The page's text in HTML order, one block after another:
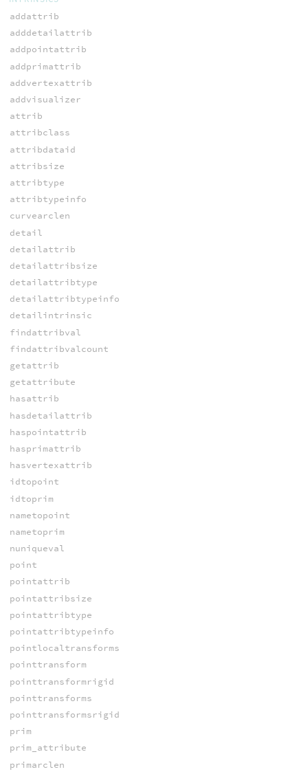
addattrib
adddetailattrib
addpointattrib
addprimattrib
addvertexattrib
addvisualizer
attrib
attribclass
attribdataid
attribsize
attribtype
attribtypeinfo
curvearclen
detail
detailattrib
detailattribsize
detailattribtype
detailattribtypeinfo
detailintrinsic
findattribval
findattribvalcount
getattrib
getattribute
hasattrib
hasdetailattrib
haspointattrib
hasprimattrib
hasvertexattrib
idtopoint
idtoprim
nametopoint
nametoprim
nuniqueval
point
pointattrib
pointattribsize
pointattribtype
pointattribtypeinfo
pointlocaltransforms
pointtransform
pointtransformrigid
pointtransforms
pointtransformsrigid
prim
prim_attribute
primarclen